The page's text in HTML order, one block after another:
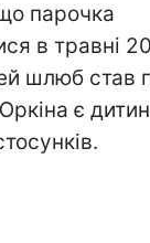
парочка
в травні
шлюб став
є